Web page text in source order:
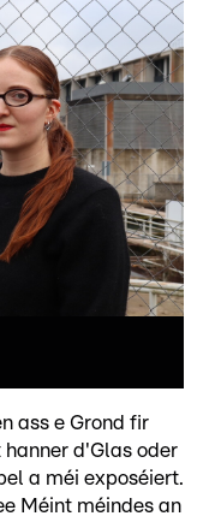
ass e Grond fir
d'Glas oder
a méi exposéiert.
Méint méindes an